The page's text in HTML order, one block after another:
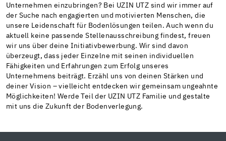
Unternehmen einzubringen? Bei UZIN UTZ sind wir immer auf
der Suche nach engagierten und motivierten Menschen, die
unsere Leidenschaft für Bodenlösungen teilen. Auch wenn du
aktuell keine passende Stellenausschreibung findest, freuen
wir uns über deine Initiativbewerbung. Wir sind davon
überzeugt, dass jeder Einzelne mit seinen individuellen
Fähigkeiten und Erfahrungen zum Erfolg unseres
Unternehmens beiträgt. Erzähl uns von deinen Stärken und
deiner Vision – vielleicht entdecken wir gemeinsam ungeahnte
Möglichkeiten! Werde Teil der UZIN UTZ Familie und gestalte
mit uns die Zukunft der Bodenverlegung.